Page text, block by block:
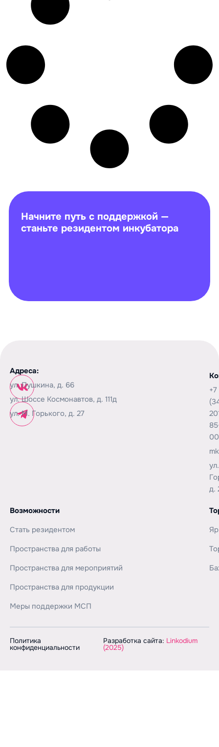
Начните путь с поддержкой —
станьте резидентом инкубатора
Адреса:
ул. Пушкина, д. 66
ул. Шоссе Космонавтов, д. 111д
ул. М. Горького, д. 27
+7
00
д.
Возможности
Стать резидентом
Пространства для работы
Пространства для мероприятий
Пространства для продукции
Меры поддержки МСП
Политика
конфиденциальности
Разработка сайта: Linkodium
(2025)